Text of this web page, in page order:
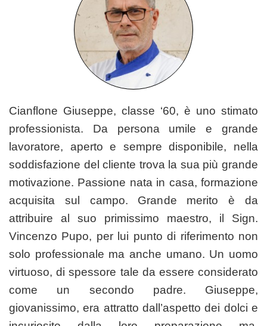
Cianflone Giuseppe, classe ‘60, è uno stimato
professionista. Da persona umile e grande
lavoratore, aperto e sempre disponibile, nella
soddisfazione del cliente trova la sua più grande
motivazione. Passione nata in casa, formazione
acquisita sul campo. Grande merito è da
attribuire al suo primissimo maestro, il Sign.
Vincenzo Pupo, per lui punto di riferimento non
solo professionale ma anche umano. Un uomo
virtuoso, di spessore tale da essere considerato
come un secondo padre. Giuseppe,
giovanissimo, era attratto dall’aspetto dei dolci e